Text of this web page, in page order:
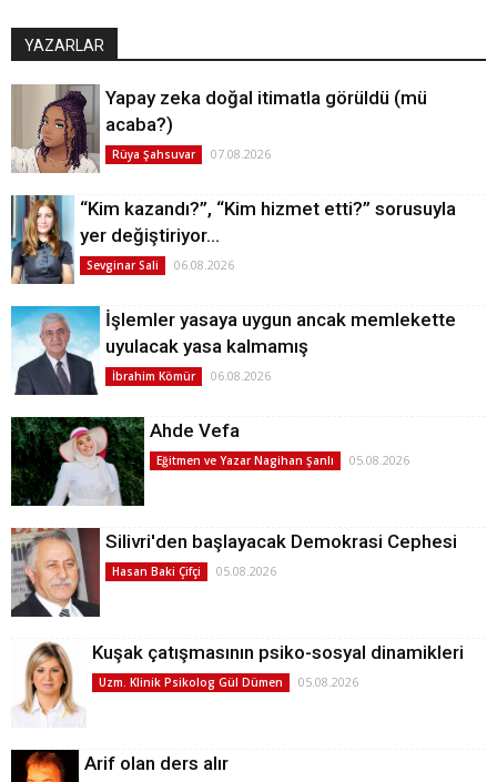
YAZARLAR
Yapay zeka doğal itimatla görüldü (mü
acaba?)
Rüya Şahsuvar 07.08.2026
“Kim kazandı?”, “Kim hizmet etti?” sorusuyla
yer değiştiriyor…
Sevginar Sali 06.08.2026
İşlemler yasaya uygun ancak memlekette
uyulacak yasa kalmamış
İbrahim Kömür 06.08.2026
Ahde Vefa
Eğitmen ve Yazar Nagihan Şanlı 05.08.2026
Silivri'den başlayacak Demokrasi Cephesi
Hasan Baki Çifçi 05.08.2026
Kuşak çatışmasının psiko-sosyal dinamikleri
Uzm. Klinik Psikolog Gül Dümen 05.08.2026
Arif olan ders alır